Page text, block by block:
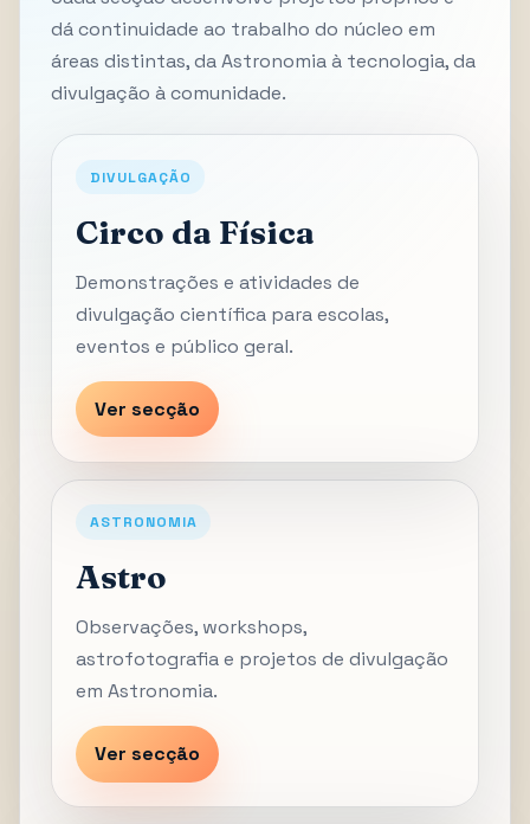
dá continuidade ao trabalho do núcleo em
áreas distintas, da Astronomia à tecnologia, da
divulgação à comunidade.
DIVULGAÇÃO
Circo da Física
Demonstrações e atividades de
divulgação científica para escolas,
eventos e público geral.
Ver secção
ASTRONOMIA
Astro
Observações, workshops,
astrofotografia e projetos de divulgação
em Astronomia.
Ver secção